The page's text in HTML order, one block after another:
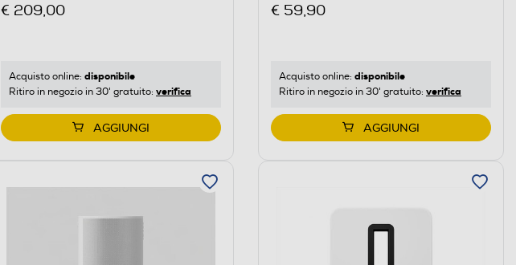
€ 209,00
Acquisto online: disponibile
Ritiro in negozio in 30' gratuito: verifica
AGGIUNGI
€ 59,90
Acquisto online: disponibile
Ritiro in negozio in 30' gratuito: verifica
AGGIUNGI